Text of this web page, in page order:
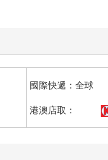
國際快遞：全球
港澳店取：